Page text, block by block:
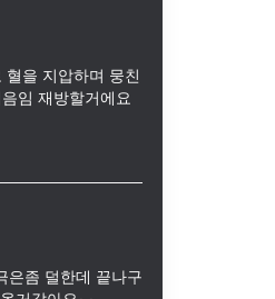
을 지압하며 뭉친
임 재방할거에요
은좀 덜한데 끝나구